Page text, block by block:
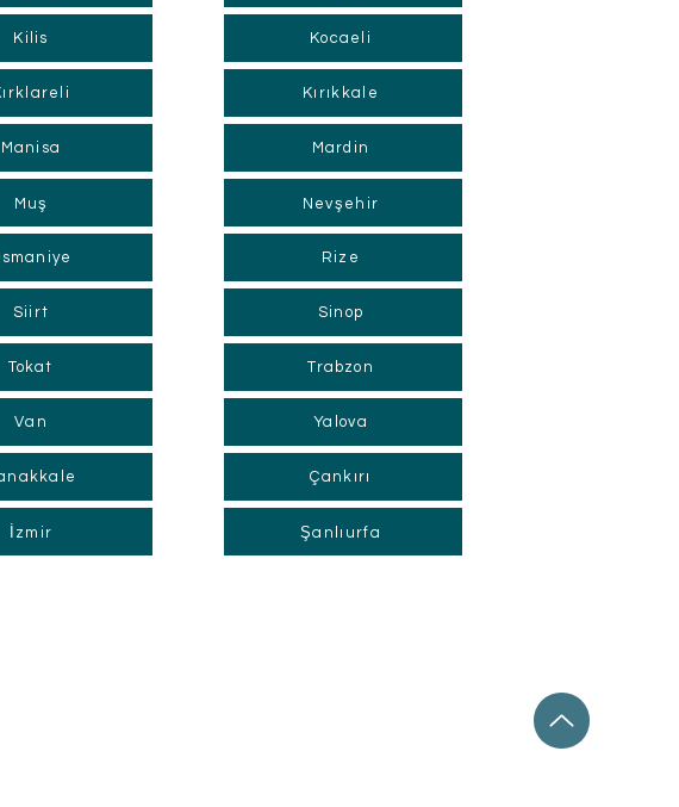
Kilis
Manisa
Muş
Siirt
Tokat
Van
İzmir
Kocaeli
Kırıkkale
Mardin
Nevşehir
Rize
Sinop
Trabzon
Yalova
Çankırı
Şanlıurfa